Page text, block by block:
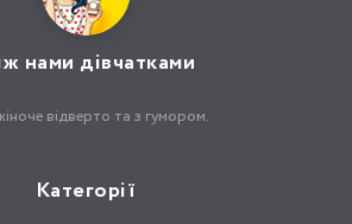
нами дівчатками
відверто та з гумором.
Категорії